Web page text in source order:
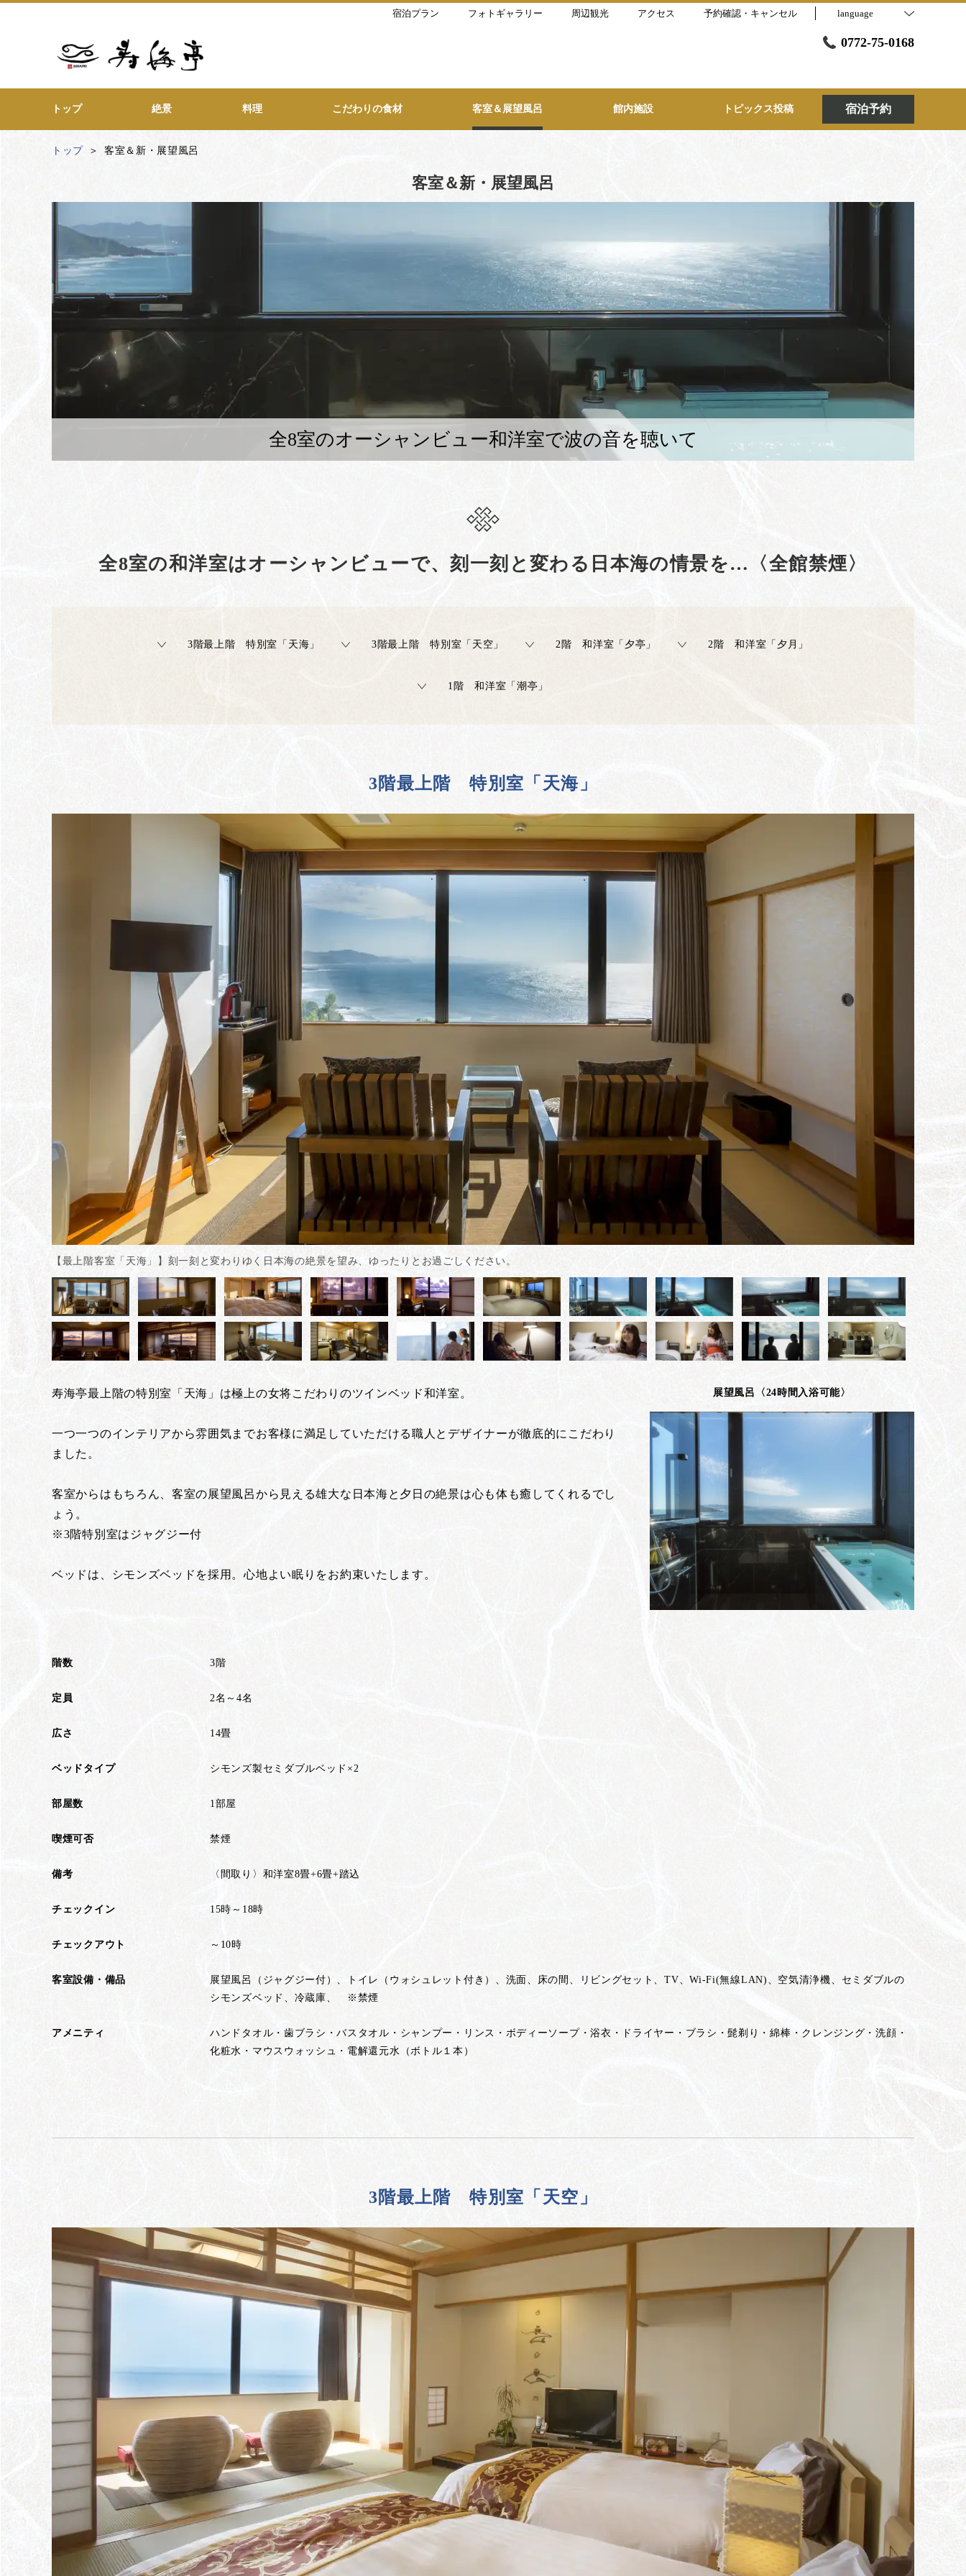
宿泊プラン フォトギャラリー 周辺観光 アクセス 予約確認・キャンセル language
0772-75-0168
トップ 絶景 料理 こだわりの食材 客室＆展望風呂 館内施設 トピックス投稿 宿泊予約
トップ 客室＆新・展望風呂
客室＆新・展望風呂
全8室のオーシャンビュー和洋室で波の音を聴いて
全8室の和洋室はオーシャンビューで、刻一刻と変わる日本海の情景を…〈全館禁煙〉
3階最上階 特別室「天海」 3階最上階 特別室「天空」 2階 和洋室「夕亭」 2階 和洋室「夕月」
1階 和洋室「潮亭」
3階最上階 特別室「天海」
【最上階客室「天海」】刻一刻と変わりゆく日本海の絶景を望み、ゆったりとお過ごしください。
寿海亭最上階の特別室「天海」は極上の女将こだわりのツインベッド和洋室。
一つ一つのインテリアから雰囲気までお客様に満足していただける職人とデザイナーが徹底的にこだわり
ました。
客室からはもちろん、客室の展望風呂から見える雄大な日本海と夕日の絶景は心も体も癒してくれるでし
ょう。
※3階特別室はジャグジー付
ベッドは、シモンズベッドを採用。心地よい眠りをお約束いたします。
展望風呂〈24時間入浴可能〉
階数 3階
定員 2名～4名
広さ 14畳
ベッドタイプ シモンズ製セミダブルベッド×2
部屋数 1部屋
喫煙可否 禁煙
備考 〈間取り〉和洋室8畳+6畳+踏込
チェックイン 15時～18時
チェックアウト ～10時
客室設備・備品
展望風呂（ジャグジー付）、トイレ（ウォシュレット付き）、洗面、床の間、リビングセット、TV、Wi-Fi(無線LAN)、空気清浄機、セミダブルの
シモンズベッド、冷蔵庫、 ※禁煙
アメニティ
ハンドタオル・歯ブラシ・バスタオル・シャンプー・リンス・ボディーソープ・浴衣・ドライヤー・ブラシ・髭剃り・綿棒・クレンジング・洗顔・
化粧水・マウスウォッシュ・電解還元水（ボトル１本）
3階最上階 特別室「天空」